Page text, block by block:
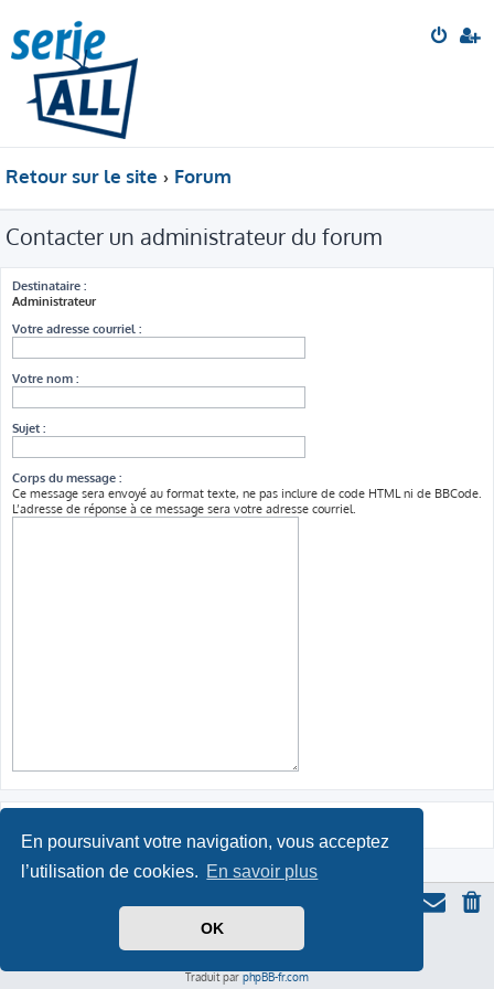
En poursuivant votre navigation, vous acceptez
l’utilisation de cookies. En savoir plus
OK
Retour sur le site Forum
Contacter un administrateur du forum
Destinataire :
Administrateur
Votre adresse courriel :
Votre nom :
Sujet :
Corps du message :
Ce message sera envoyé au format texte, ne pas inclure de code HTML ni de BBCode.
L’adresse de réponse à ce message sera votre adresse courriel.
Thème du forum serieallbasé sur ProLight Style par
Icone du panda parTriton, modifié par Serieall.
Traduit par phpBB-fr.com